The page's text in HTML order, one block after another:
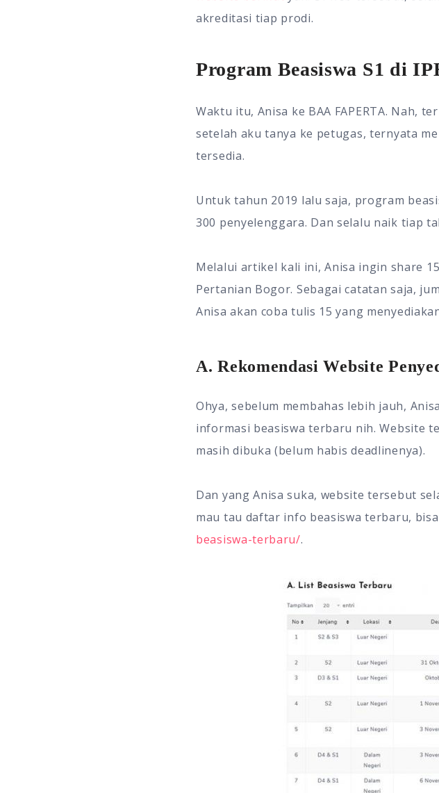
akreditasi tiap prodi.
Program Beasiswa S1 di
Waktu itu, Anisa ke BAA FAPERTA. Nah,
setelah aku tanya ke petugas, ternyata
tersedia.
Untuk tahun 2019 lalu saja, program
300 penyelenggara. Dan selalu naik tiap
Melalui artikel kali ini, Anisa ingin share
Pertanian Bogor. Sebagai catatan saja,
Anisa akan coba tulis 15 yang
A. Rekomendasi Website
Ohya, sebelum membahas lebih jauh,
informasi beasiswa terbaru nih. Website
masih dibuka (belum habis deadlinenya).
Dan yang Anisa suka, website tersebut
mau tau daftar info beasiswa terbaru,
beasiswa-terbaru/.